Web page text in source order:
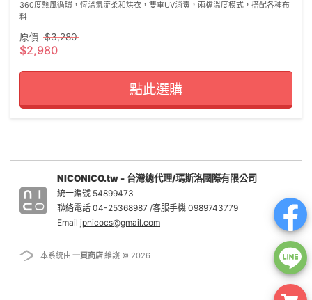
360度熱風循環，恆溫氣流柔和烘衣，雙重UV消毒，兩檔溫度模式，搭配各種布
料
原價 $3,280
$2,980
點此選購
NICONICO.tw - 台灣總代理/瑪斯洛國際有限公司
統一編號 54899473
聯絡電話 04-25368987 /客服手機 0989743779
Email jpnicocs@gmail.com
本系統由 一頁商店維護 © 2026